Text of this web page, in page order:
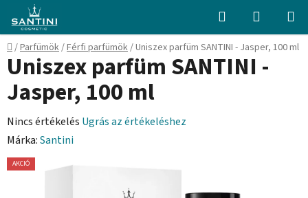
fő
tartalomhoz
Keresés KOSÁR
Kezdőlap
/Parfümök/Férfi parfümök/Uniszex parfüm SANTINI - Jasper, 100 ml
Uniszex parfüm SANTINI -
Jasper, 100 ml
A
termék
átlagos
Nincs értékelés Ugrás az értékeléshez
Márka:Santini
AKCIÓ